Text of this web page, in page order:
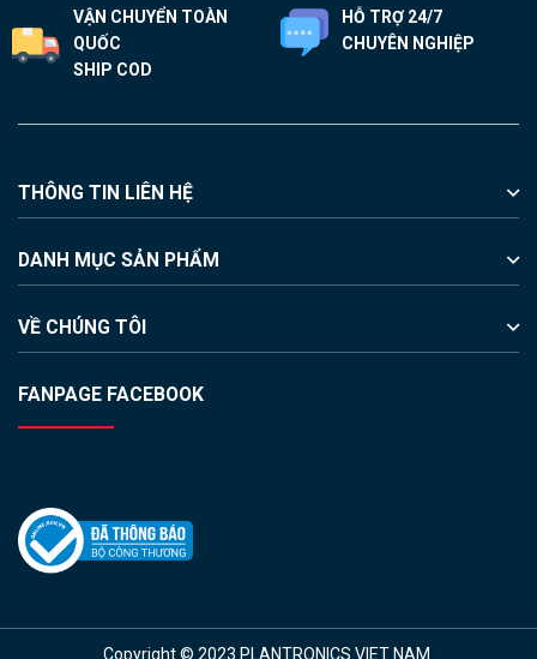
VẬN CHUYỂN TOÀN
QUỐC
SHIP COD
HỖ TRỢ 24/7
CHUYÊN NGHIỆP
THÔNG TIN LIÊN HỆ
DANH MỤC SẢN PHẨM
VỀ CHÚNG TÔI
FANPAGE FACEBOOK
Copyright © 2023 PLANTRONICS VIET NAM.